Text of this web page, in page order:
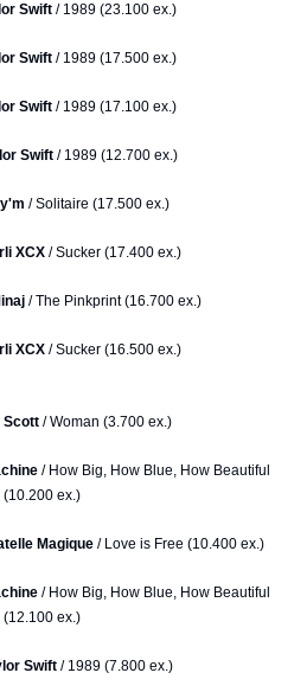
Swift / 1989 (23.100 ex.)
Swift / 1989 (17.500 ex.)
Swift / 1989 (17.100 ex.)
Swift/ 1989 (12.700 ex.)
/ Solitaire (17.500 ex.)
XCX/ Sucker (17.400 ex.)
/ The Pinkprint (16.700 ex.)
XCX/ Sucker (16.500 ex.)
Scott / Woman (3.700 ex.)
/ How Big, How Blue, How Beautiful
(10.200 ex.)
Magique / Love is Free (10.400 ex.)
/ How Big, How Blue, How Beautiful
(12.100 ex.)
Swift / 1989 (7.800 ex.)